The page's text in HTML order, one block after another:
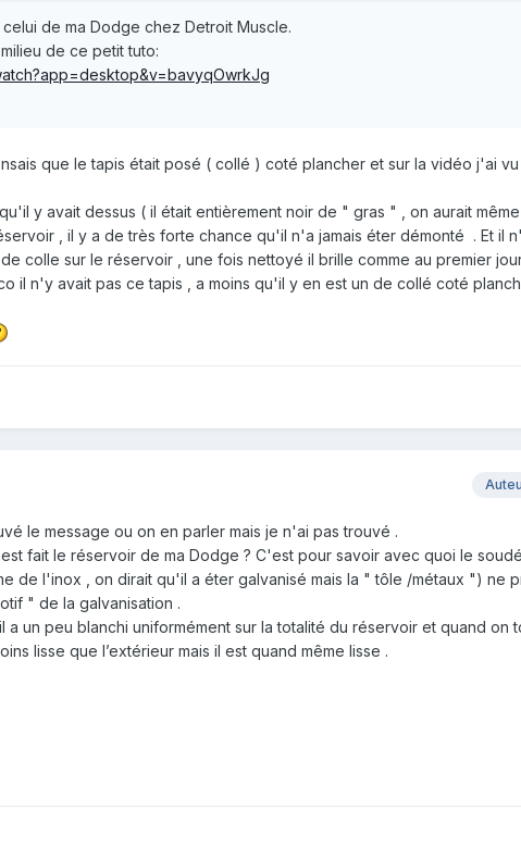
de ma Dodge chez Detroit Muscle.
de ce petit tuto:
que le tapis était posé ( collé ) coté plancher et sur la vidéo j'ai
y avait dessus ( il était entièrement noir de " gras " , on aurait
, il y a de très forte chance qu'il n'a jamais éter démonté . Et il
colle sur le réservoir , une fois nettoyé il brille comme au premier
il n'y avait pas ce tapis , a moins qu'il y en est un de collé coté
le message ou on en parler mais je n'ai pas trouvé .
fait le réservoir de ma Dodge ? C'est pour savoir avec quoi le
de l'inox , on dirait qu'il a éter galvanisé mais la " tôle /métaux ") ne
" de la galvanisation .
a un peu blanchi uniformément sur la totalité du réservoir et quand on
lisse que l’extérieur mais il est quand même lisse .